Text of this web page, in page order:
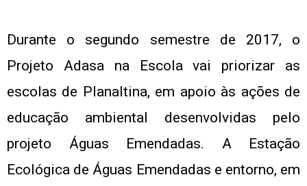
Durante o segundo semestre de 2017, o
Projeto Adasa na Escola vai priorizar as
escolas de Planaltina, em apoio às ações de
educação ambiental desenvolvidas pelo
projeto Águas Emendadas. A Estação
Ecológica de Águas Emendadas e entorno, em